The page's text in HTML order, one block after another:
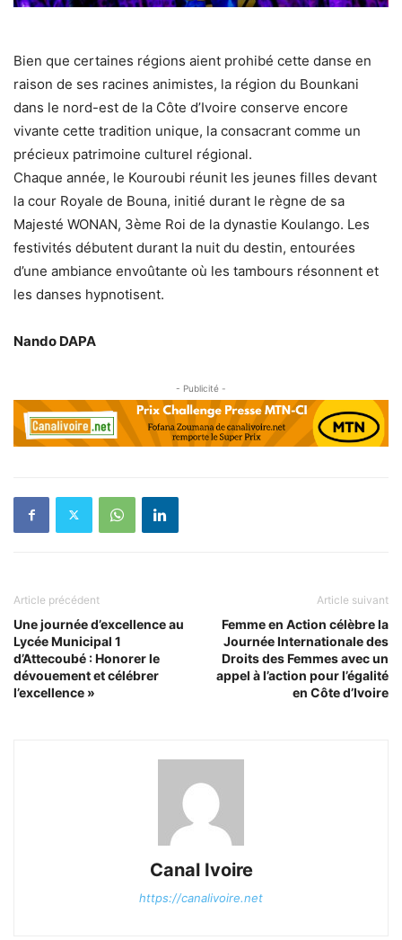
Bien que certaines régions aient prohibé cette danse en
raison de ses racines animistes, la région du Bounkani
dans le nord-est de la Côte d’Ivoire conserve encore
vivante cette tradition unique, la consacrant comme un
précieux patrimoine culturel régional.
Chaque année, le Kouroubi réunit les jeunes filles devant
la cour Royale de Bouna, initié durant le règne de sa
Majesté WONAN, 3ème Roi de la dynastie Koulango. Les
festivités débutent durant la nuit du destin, entourées
d’une ambiance envoûtante où les tambours résonnent et
les danses hypnotisent.
Nando DAPA
- Publicité -
Article précédent
Une journée d’excellence au
Lycée Municipal 1
d’Attecoubé : Honorer le
dévouement et célébrer
l’excellence »
Article suivant
Femme en Action célèbre la
Journée Internationale des
Droits des Femmes avec un
appel à l’action pour l’égalité
en Côte d’Ivoire
Canal Ivoire
https://canalivoire.net